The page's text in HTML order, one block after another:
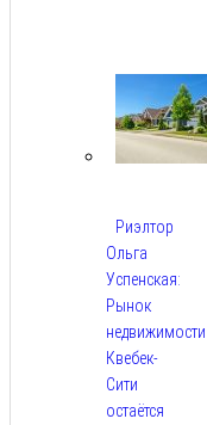
Риэлтор
Ольга
Успенская:
Рынок
недвижимости
Квебек-
Сити
остаётся